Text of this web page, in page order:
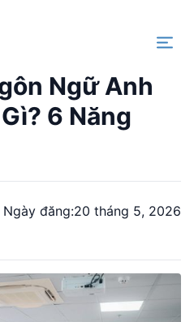
Ngữ Anh
6 Năng
Ngày đăng:20 tháng 5, 2026